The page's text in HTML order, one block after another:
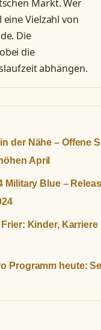
Markt. Wer
Vielzahl von
Die
die
abhängen.
der Nähe – Offene
April
Military Blue –
Kinder,
Programm heute: